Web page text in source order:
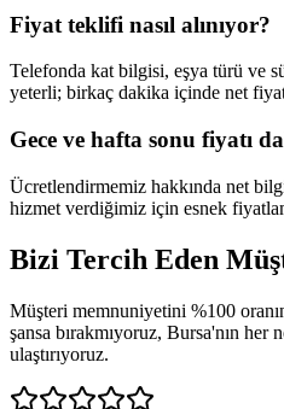
Fiyat teklifi nasıl alınıyor?
Telefonda kat bilgisi, eşya türü ve
yeterli; birkaç dakika içinde net
Gece ve hafta sonu fiyatı
Ücretlendirmemiz hakkında net
hizmet verdiğimiz için esnek
Bizi Tercih Eden
Müşteri memnuniyetini %100
şansa bırakmıyoruz, Bursa'nın her
ulaştırıyoruz.